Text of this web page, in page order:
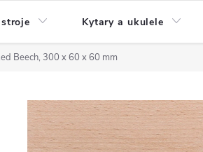
Kytary a ukulele
Beech, 300 x 60 x 60 mm